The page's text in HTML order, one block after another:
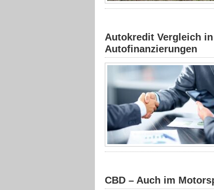
Autokredit Vergleich
Autofinanzierungen
CBD – Auch im